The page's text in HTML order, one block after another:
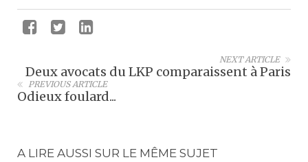
NEXT ARTICLE
Deux avocats du LKP comparaissent à Paris
PREVIOUS ARTICLE
Odieux foulard...
A LIRE AUSSI SUR LE MÊME SUJET